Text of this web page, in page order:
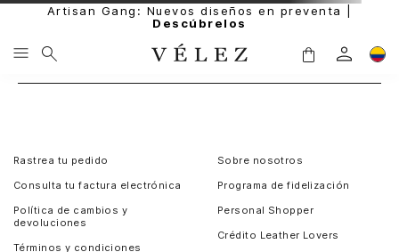
Artisan Gang: Nuevos diseños en preventa |
Descúbrelos
Rastrea tu pedido
Consulta tu factura electrónica
Política de cambios y
devoluciones
Términos y condiciones
Sobre nosotros
Programa de fidelización
Personal Shopper
Crédito Leather Lovers